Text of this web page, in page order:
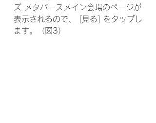
ズ メタバースメイン会場のページが
表示されるので、 [見る] をタップし
ます。（図3）